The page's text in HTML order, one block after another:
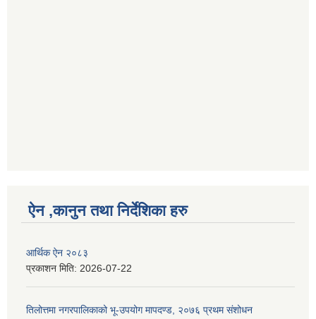
ऐन ,कानुन तथा निर्देशिका हरु
आर्थिक ऐन २०८३
प्रकाशन मिति: 2026-07-22
तिलोत्तमा नगरपालिकाको भू-उपयोग मापदण्ड, २०७६ प्रथम संशोधन